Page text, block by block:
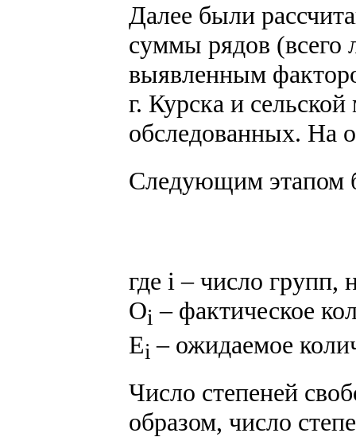
Далее были
суммы рядов (всего
выявленным
г. Курска и
обследованных. На
Следующим этапом
где i – число групп,
Oi – фактическое
Ei – ожидаемое
Число степеней
образом, число